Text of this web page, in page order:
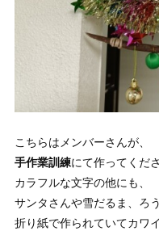
こちらはメンバーさんが、
手作業訓練にて作ってくだ
カラフルな文字の他にも、
サンタさんや雪だるま、ろ
折り紙で作られていてカワ